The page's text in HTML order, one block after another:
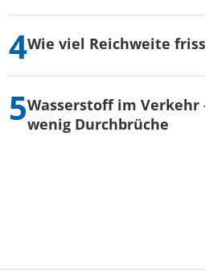
Wie viel Reichweite
Wasserstoff im Verkehr
wenig Durchbrüche